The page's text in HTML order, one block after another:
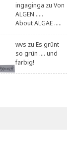
ingaginga zuVon
ALGEN .....
About ALGAE .....
wvs zuEs grünt
so grün .... und
farbig!